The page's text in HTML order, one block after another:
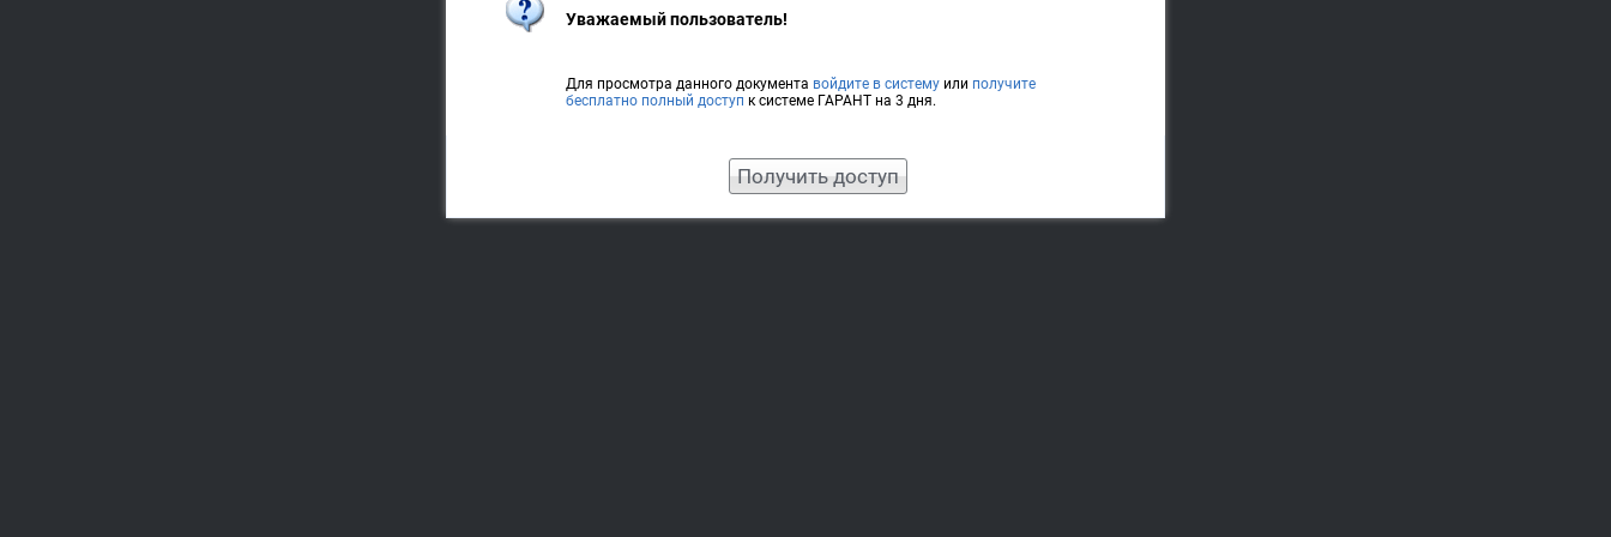
Уважаемый пользователь!
Для просмотра данного документа войдите в систему или получите
бесплатно полный доступ к системе ГАРАНТ на 3 дня.
Получить доступ